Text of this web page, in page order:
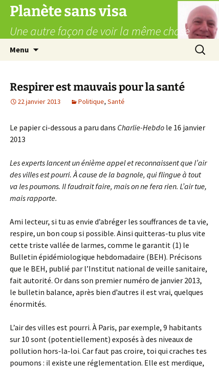
Aller
contenu
Planète sans visa
Une autre façon de voir la même chose
Menu
Respirer est mauvais pour la santé
22 janvier 2013 Politique, Santé
Le papier ci-dessous a paru dans Charlie-Hebdo le 16 janvier
2013
Les experts lancent un énième appel et reconnaissent que l’air
des villes est pourri. À cause de la bagnole, qui flingue à tout
va les poumons. Il faudrait faire, mais on ne fera rien. L’air tue,
mais rapporte.
Ami lecteur, si tu as envie d’abréger les souffrances de ta vie,
respire, un bon coup si possible. Ainsi quitteras-tu plus vite
cette triste vallée de larmes, comme le garantit (1) le
Bulletin épidémiologique hebdomadaire (BEH). Précisons
que le BEH, publié par l’Institut national de veille sanitaire,
fait autorité. Or dans son premier numéro de janvier 2013,
le bulletin balance, après bien d’autres il est vrai, quelques
énormités.
L’air des villes est pourri. À Paris, par exemple, 9 habitants
sur 10 sont (potentiellement) exposés à des niveaux de
pollution hors-la-loi. Car faut pas croire, toi qui craches tes
poumons : il existe une réglementation. Elle est merdique,